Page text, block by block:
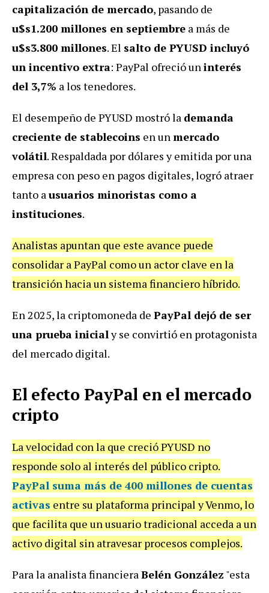
capitalización de mercado, pasando de
u$s1.200 millones en septiembre a más de
u$s3.800 millones. El salto de PYUSD incluyó
un incentivo extra: PayPal ofreció uninterés
del 3,7% a los tenedores.
El desempeño de PYUSD mostró la demanda
creciente de stablecoins en unmercado
volátil. Respaldada por dólares y emitida por una
empresa con peso en pagos digitales, logró atraer
tanto ausuarios minoristas como a
instituciones.
Analistas apuntan que este avance puede
consolidar a PayPal como un actor clave en la
transición hacia un sistema financiero híbrido.
En 2025, la criptomoneda de PayPal dejó de ser
una prueba inicialy se convirtió en protagonista
del mercado digital.
El efecto PayPal en el mercado
cripto
La velocidad con la que creció PYUSD no
responde solo al interés del público cripto.
PayPal suma más de 400 millones de cuentas
activas entre su plataforma principal y Venmo, lo
que facilita que un usuario tradicional acceda a un
activo digital sin atravesar procesos complejos.
Para la analista financieraBelén González "esta